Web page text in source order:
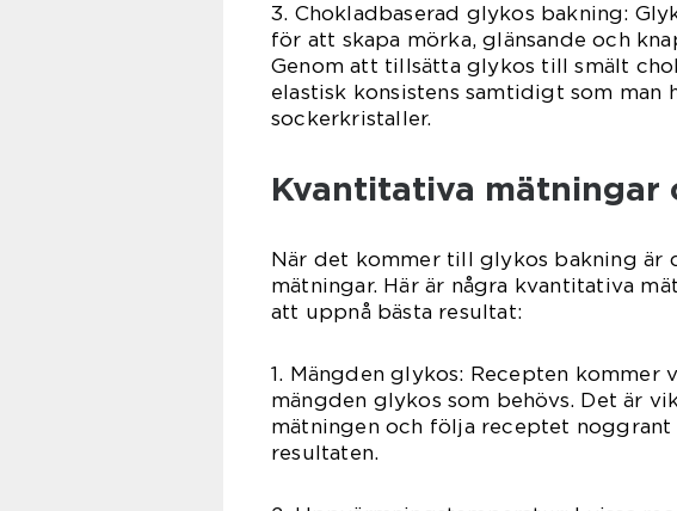
3. Chokladbaserad glykos bakning:
för att skapa mörka, glänsande och
Genom att tillsätta glykos till smält
elastisk konsistens samtidigt som man
sockerkristaller.
Kvantitativa mätningar
När det kommer till glykos bakning
mätningar. Här är några kvantitativa
att uppnå bästa resultat:
1. Mängden glykos: Recepten
mängden glykos som behövs. Det är
mätningen och följa receptet
resultaten.